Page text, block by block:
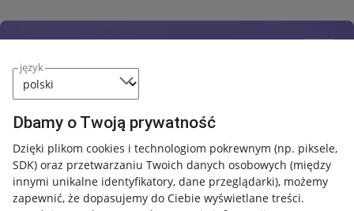
język
Dbamy o Twoją prywatność
Dzięki plikom cookies i technologiom pokrewnym (np. piksele,
SDK) oraz przetwarzaniu Twoich danych osobowych (między
innymi unikalne identyfikatory, dane przeglądarki), możemy
zapewnić, że dopasujemy do Ciebie wyświetlane treści.